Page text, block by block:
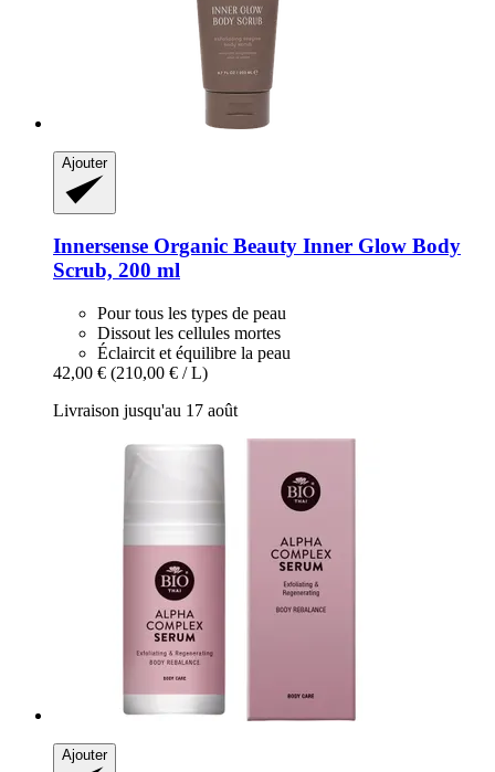
Ajouter
Innersense Organic Beauty Inner Glow Body
Scrub, 200 ml
Pour tous les types de peau
Dissout les cellules mortes
Éclaircit et équilibre la peau
42,00 € (210,00 € / L)
Livraison jusqu'au 17 août
Ajouter